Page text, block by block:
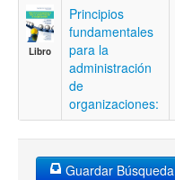
Libro
Principios
fundamentales
para la
administración
de
organizaciones:
Guardar Búsqueda